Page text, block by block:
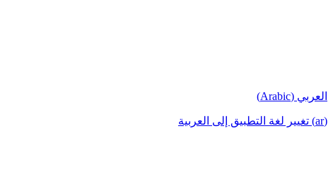
العربي (Arabic)
(ar) تغيير لغة التطبيق إلى العربية